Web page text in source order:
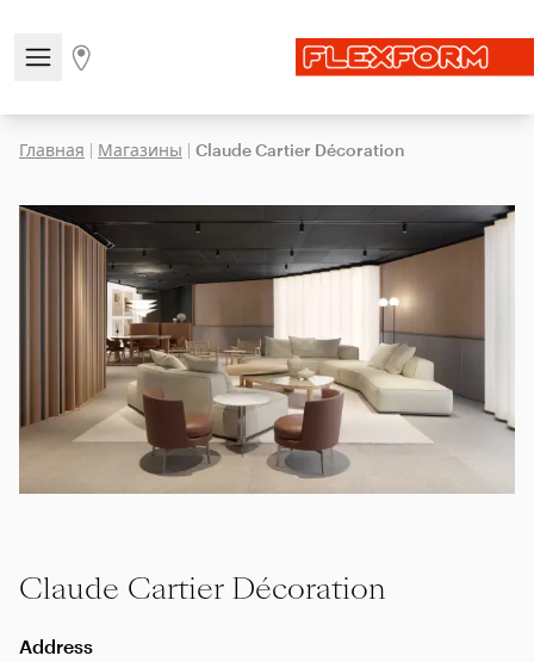
Open/close the navigation menu
Go to stores page
Главная | Магазины | Claude Cartier Décoration
Claude Cartier Décoration
Address